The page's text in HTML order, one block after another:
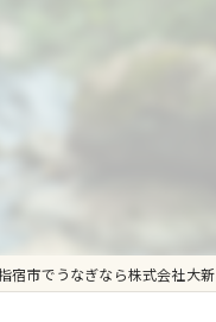
宿市でうなぎなら株式会社大新